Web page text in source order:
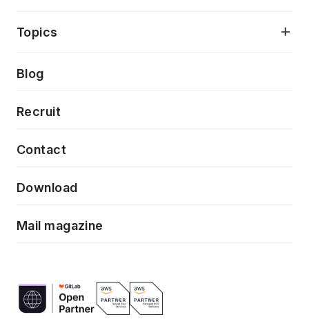
モダナイゼーション
特徴量エンジニアリングと生成AI
フロントエンド開発
当社が目指しているもの
Topics
Press release
News
Event/Seminer
Blog
Recruit
Contact
Download
Mail magazine